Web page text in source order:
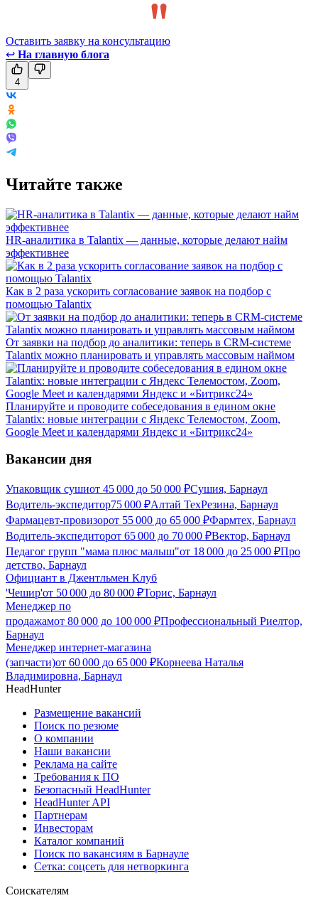
Оставить заявку на консультацию
↩ На главную блога
4
Читайте также
HR-аналитика в Talantix — данные, которые делают найм
эффективнее
Как в 2 раза ускорить согласование заявок на подбор с
помощью Talantix
От заявки на подбор до аналитики: теперь в CRM-системе
Talantix можно планировать и управлять массовым наймом
Планируйте и проводите собеседования в едином окне
Talantix: новые интеграции с Яндекс Телемостом, Zoom,
Google Meet и календарями Яндекс и «Битрикс24»
Вакансии дня
Упаковщик сушиот 45 000 до 50 000 ₽Сушия, Барнаул
Водитель-экспедитор75 000 ₽Алтай ТехРезина, Барнаул
Фармацевт-провизорот 55 000 до 65 000 ₽Фармтех, Барнаул
Водитель-экспедиторот 65 000 до 70 000 ₽Вектор, Барнаул
Педагог групп "мама плюс малыш"от 18 000 до 25 000 ₽Про
детство, Барнаул
Официант в Джентльмен Клуб
'Чешир'от 50 000 до 80 000 ₽Торис, Барнаул
Менеджер по
продажамот 80 000 до 100 000 ₽Профессиональный Риелтор,
Барнаул
Менеджер интернет-магазина
(запчасти)от 60 000 до 65 000 ₽Корнеева Наталья
Владимировна, Барнаул
HeadHunter
Размещение вакансий
Поиск по резюме
О компании
Наши вакансии
Реклама на сайте
Требования к ПО
Безопасный HeadHunter
HeadHunter API
Партнерам
Инвесторам
Каталог компаний
Поиск по вакансиям в Барнауле
Сетка: соцсеть для нетворкинга
Соискателям